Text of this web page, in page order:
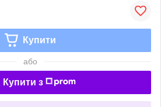
Купити
або
Купити з